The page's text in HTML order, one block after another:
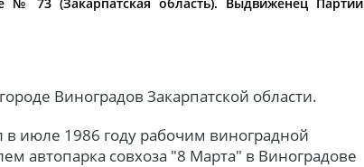
Виноградов Закарпатской области.
в июле 1986 году рабочим виноградной
автопарка совхоза "8 Марта" в Виноградове